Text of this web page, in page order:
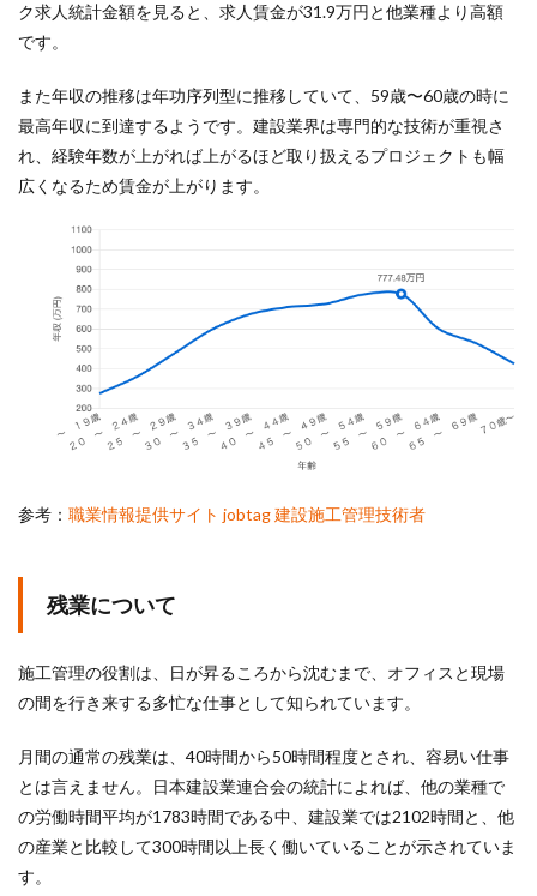
ク求人統計金額を見ると、求人賃金が31.9万円と他業種より高額
です。
また年収の推移は年功序列型に推移していて、59歳〜60歳の時に
最高年収に到達するようです。建設業界は専門的な技術が重視さ
れ、経験年数が上がれば上がるほど取り扱えるプロジェクトも幅
広くなるため賃金が上がります。
参考： 職業情報提供サイト jobtag 建設施工管理技術者
残業について
施工管理の役割は、日が昇るころから沈むまで、オフィスと現場
の間を行き来する多忙な仕事として知られています。
月間の通常の残業は、40時間から50時間程度とされ、容易い仕事
とは言えません。日本建設業連合会の統計によれば、他の業種で
の労働時間平均が1783時間である中、建設業では2102時間と、他
の産業と比較して300時間以上長く働いていることが示されていま
す。